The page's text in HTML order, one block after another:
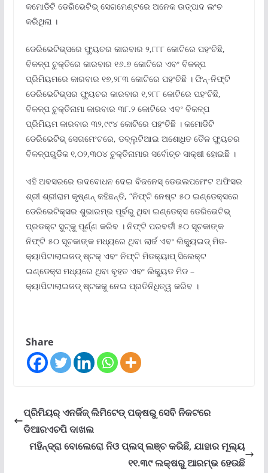
କମୋଡିଟି ଡେରିଭେଟିଭ୍ ସେଗମେଣ୍ଟରେ ଅନେକ ଉତ୍ପାଦ ଲଂଚ
କରିଥିଲା ।
ଡେରିଭେଟିଭ୍ସରେ ଫ୍ୟୁଚର କାରବାର ୨,୮୮୮ କୋଟିରେ ପହଂଚିଛି,
ବିକଳ୍ପ ଚୁକ୍ତିରେ କାରବାର ୧୬.୭ କୋଟିରେ ଏବଂ ବିକଳ୍ପ
ପ୍ରିମିୟମରେ କାରବାର ୧୭,୨୮୩ କୋଟିରେ ପହଂଚିଛି । ଫିନ୍‌-ନିଫ୍ଟି
ଡେରିଭେଟିଭ୍ସର ଫ୍ୟୁଚର କାରବାର ୧,୨୮୮ କୋଟିରେ ପହଂଚିଛି,
ବିକଳ୍ପ ଚୁକ୍ତିନାମା କାରବାର ୩୮.୨ କୋଟିରେ ଏବଂ ବିକଳ୍ପ
ପ୍ରିମିୟମ କାରବାର ୩୨,୯୯୪ କୋଟିରେ ପହଂଚିଛି । କମୋଡିଟି
ଡେରିଭେଟିଭ୍ ସେଗମେଂଟରେ, ଡବ୍ଲୁଟିଆଇ ଅଶୋଧିତ ତୈଳ ଫ୍ୟୁଚର
ବିକଳ୍ପଗୁଡିକ ୧,୦୨,୩୦୪ ଚୁକ୍ତିନାମାର ସର୍ବୋଚ୍ଚ ସାକ୍ଷୀ ହୋଇଛି ।
ଏହି ଅବସରରେ ଉଦବୋଧନ ଦେଇ ବିଜନେସ୍ ଡେଭଲପମେଂଟ ଅଫିସର
ଶ୍ରୀ ଶ୍ରୀରାମ କୃଷ୍ଣନ୍ କହିଛନ୍ତି, “ନିଫ୍ଟି ନେଷ୍ଟ ୫୦ ଇଣ୍ଡେକ୍ସରେ
ଡେରିଭେଟିକ୍ସର ଶୁଭାରମ୍ଭ ପୂର୍ବରୁ ଥିବା ଇଣ୍ଡେକ୍ସ ଡେରିଭେଟିଭ୍
ପ୍ରଡକ୍ଟ ସୁଟ୍କୁ ପୂର୍ଣ୍ଣ କରିବ । ନିଫ୍ଟି ପରବର୍ତୀ ୫୦ ସୂଚକାଙ୍କ
ନିଫ୍ଟି ୫୦ ସୂଚକାଙ୍କ ମଧ୍ୟରେ ଥିବା ଲାର୍ଜ ଏବଂ ଲିକ୍ୟୁଇଡ୍ ମିଡ-
କ୍ୟାପିଟାଲାଇଜଡ୍ ଷ୍ଟକ୍ ଏବଂ ନିଫ୍ଟି ମିଡକ୍ୟାପ୍ ସିଲେକ୍ଟ
ଇଣ୍ଡେକ୍ସ ମଧ୍ୟରେ ଥିବା ବୃହତ ଏବଂ ଲିକ୍ୟୁଡ ମିଡ –
କ୍ୟାପିଟାଲାଇଜଡ୍ ଷ୍ଟକକୁ ନେଇ ପ୍ରତିନିଧିତ୍ୱ କରିବ ।
Share
ପ୍ରିମିୟର୍ ଏନର୍ଜିଜ୍ ଲିମିଟେଡ୍ ପକ୍ଷରୁ ସେବି ନିକଟରେ
ଡିଆରଏଚପି ଦାଖଲ
ମହିନ୍ଦ୍ରା ବୋଲେରୋ ନିଓ ପ୍ଲସ୍ ଲଞ୍ଚ କରିଛି, ଯାହାର ମୂଲ୍ୟ
୧୧.୩୯ ଲକ୍ଷରୁ ଆରମ୍ଭ ହେଉଛି